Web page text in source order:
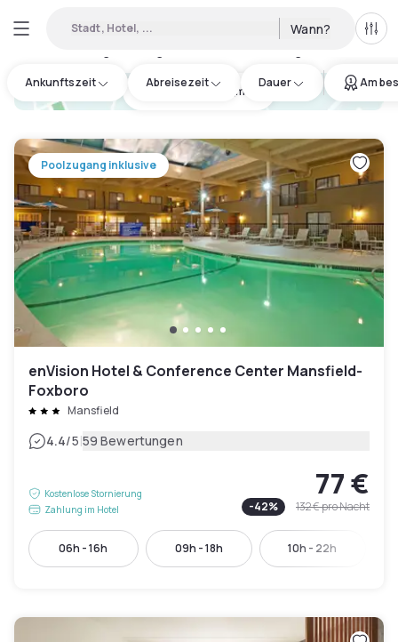
Stadt, Hotel, ... Wann? Alle
Ankunftszeit Abreisezeit Dauer Am
hotel.cta.view_map
Poolzugang inklusive
enVision Hotel & Conference Center Mansfield-
Foxboro
Mansfield
4.4/5|59 Bewertungen
Kostenlose Stornierung
Zahlung im Hotel
77 €
-42% 132 €pro Nacht
06h - 16h 09h - 18h 10h - 22h